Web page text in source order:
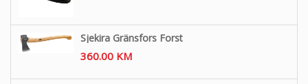
Sjekira Gränsfors Forst
360.00 KM